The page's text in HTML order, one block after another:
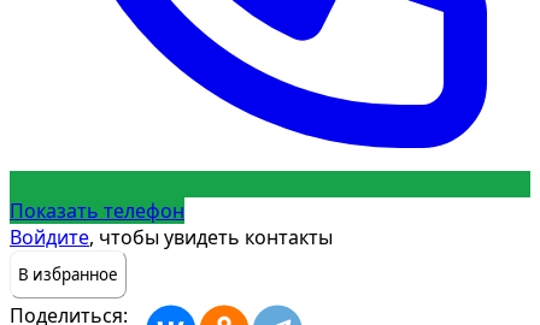
Показать телефон
Войдите, чтобы увидеть контакты
В избранное
Поделиться: